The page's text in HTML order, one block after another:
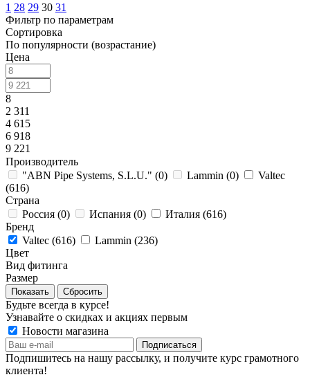
1 28 29 30 31
Фильтр по параметрам
Сортировка
По популярности (возрастание)
Цена
8
2 311
4 615
6 918
9 221
Производитель
"ABN Pipe Systems, S.L.U." (0) Lammin (0)
Valtec
(616)
Страна
Россия (0) Испания (0) Италия (616)
Бренд
Valtec (616) Lammin (236)
Цвет
Вид фитинга
Размер
Сбросить
Будьте всегда в курсе!
Узнавайте о скидках и акциях первым
Новости магазина
Подпишитесь на нашу рассылку, и получите курс грамотного
клиента!